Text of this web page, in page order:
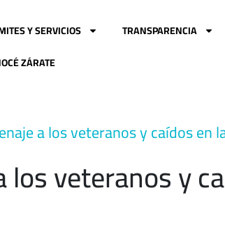
Y SERVICIOS
TRANSPARENCIA
ZÁRATE
a los veteranos y caídos en
veteranos y